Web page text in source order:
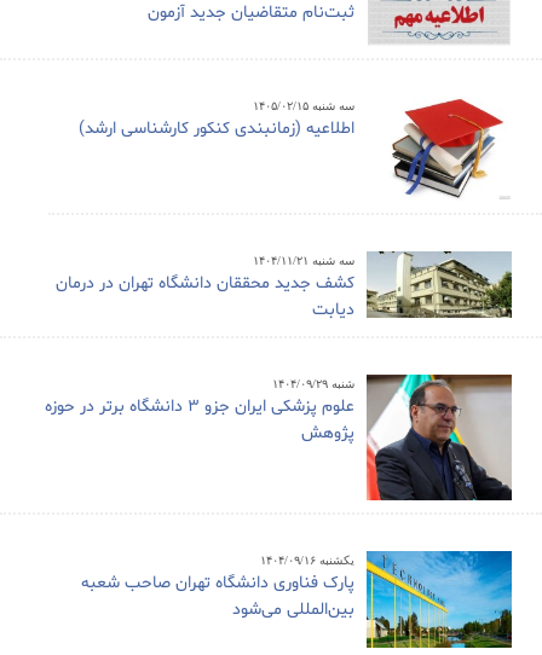
ثبت‌نام متقاضیان جدید آزمون
سه شنبه ۱۴۰۵/۰۲/۱۵
اطلاعیه (زمانبندی کنکور کارشناسی ارشد)
سه شنبه ۱۴۰۴/۱۱/۲۱
کشف جدید محققان دانشگاه تهران در درمان
دیابت
شنبه ۱۴۰۴/۰۹/۲۹
علوم پزشکی ایران جزو ۳ دانشگاه برتر در حوزه
پژوهش
یکشنبه ۱۴۰۴/۰۹/۱۶
پارک فناوری دانشگاه تهران صاحب شعبه
بین‌المللی می‌شود